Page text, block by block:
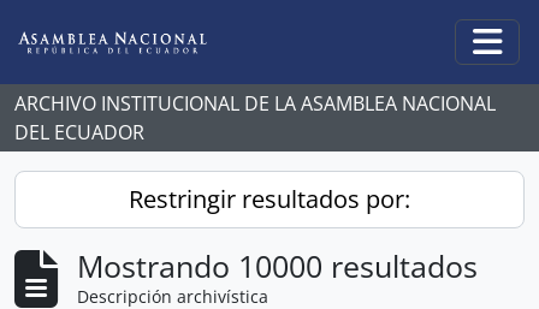
ARCHIVO INSTITUCIONAL DE LA ASAMBLEA NACIONAL
DEL ECUADOR
Restringir resultados por:
Mostrando 10000 resultados
Descripción archivística